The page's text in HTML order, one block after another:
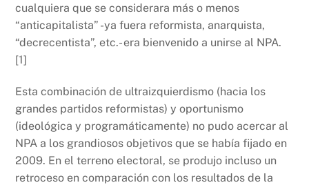
cualquiera que se considerara más o menos
“anticapitalista” -ya fuera reformista, anarquista,
“decrecentista”, etc.- era bienvenido a unirse al NPA.
[1]
Esta combinación de ultraizquierdismo (hacia los
grandes partidos reformistas) y oportunismo
(ideológica y programáticamente) no pudo acercar al
NPA a los grandiosos objetivos que se había fijado en
2009. En el terreno electoral, se produjo incluso un
retroceso en comparación con los resultados de la